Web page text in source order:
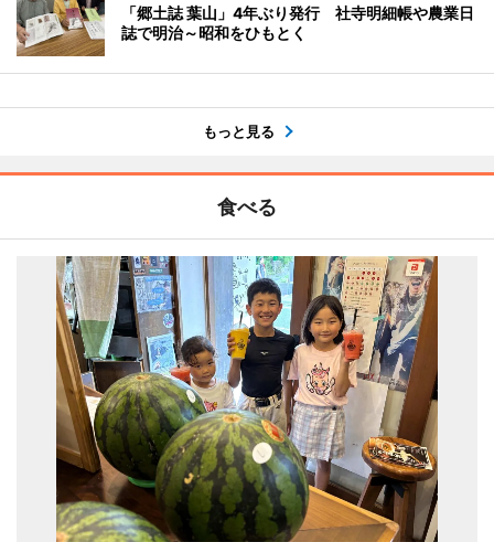
「郷土誌 葉山」4年ぶり発行 社寺明細帳や農業日
誌で明治～昭和をひもとく
もっと見る
食べる